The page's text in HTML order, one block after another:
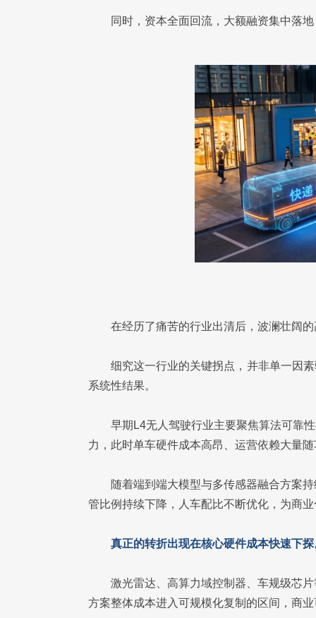
同时，资本全面回流，大额融资集中落
在经历了痛苦的行业出清后，波澜壮阔
细究这一行业的关键拐点，并非单一因
系统性结果。
早期L4无人驾驶行业主要聚焦算法可靠
力，此时单车硬件成本高昂、运营依赖大量
随着端到端大模型与多传感器融合方案
管比例持续下降，人车配比不断优化，为商
真正的转折出现在核心硬件成本快速下探
激光雷达、高算力域控制器、车规级芯
方案整体成本进入可规模化复制的区间，商